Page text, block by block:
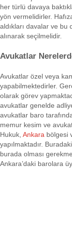
her türlü davaya
yön vermelidirler.
aldıkları davalar ve
alınarak seçilmelidir.
Avukatlar
Avukatlar özel veya
yapabilmektedirler.
olarak görev
avukatlar genelde
avukatlar baro
memur kesim ve
Hukuk, Ankara bölgesi
yapılmaktadır.
burada olması
Ankara’daki barolara